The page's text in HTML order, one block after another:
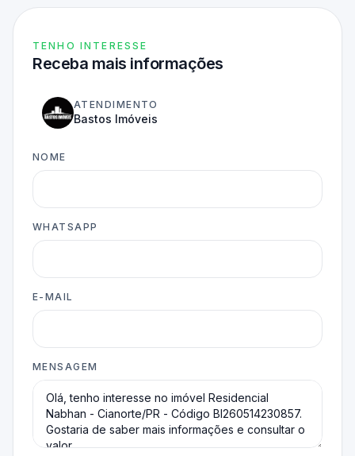
TENHO INTERESSE
Receba mais informações
ATENDIMENTO
Bastos Imóveis
NOME
WHATSAPP
E-MAIL
MENSAGEM